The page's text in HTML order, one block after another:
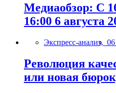
Медиаобзор: С
16:00 6 августа
Экспресс-анализ, 06
Революция
или новая